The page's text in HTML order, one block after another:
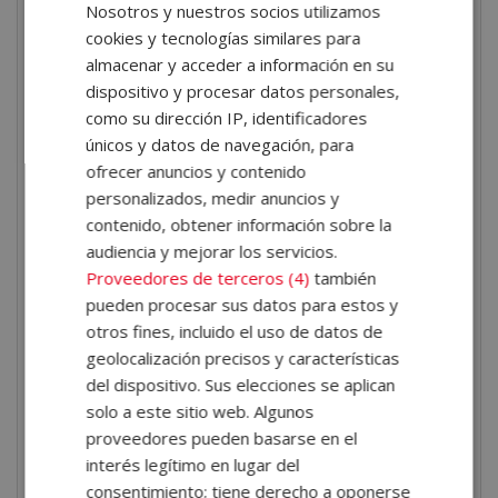
el ámbito puede aportarte múltiples beneficios. Por
ello, te traemos lasrazones para estudiar
administración de fincas:
Conocimientos legales. Obtendrás un profundo
conocimiento de la legislación relacionada con la
administración de fincas y la gestión de comunidades,
lo cual es esencial para evitar problemas legales y
cumplir con las normativas vigentes.
Habilidades de gestión financiera
gestionar eficientemente los recursos financieros de
una comunidad, incluyendo la elaboración de
presupuestos, control de gastos y manejo de cuentas.
Resolución de conflictos. Adquirirás habilidades
para lidiar con situaciones conflictivas entre
propietarios, resolver disputas y promover un
ambiente armonioso dentro de la comunidad.
Nosotros y nuestros socios utilizamos
cookies y tecnologías similares para
almacenar y acceder a información en su
dispositivo y procesar datos personales,
como su dirección IP, identificadores
únicos y datos de navegación, para
ofrecer anuncios y contenido
personalizados, medir anuncios y
contenido, obtener información sobre la
audiencia y mejorar los servicios.
Proveedores de terceros (4) también
pueden procesar sus datos para estos y
otros fines, incluido el uso de datos de
geolocalización precisos y características
del dispositivo. Sus elecciones se aplican
solo a este sitio web. Algunos
proveedores pueden basarse en el
interés legítimo en lugar del
consentimiento; tiene derecho a oponerse